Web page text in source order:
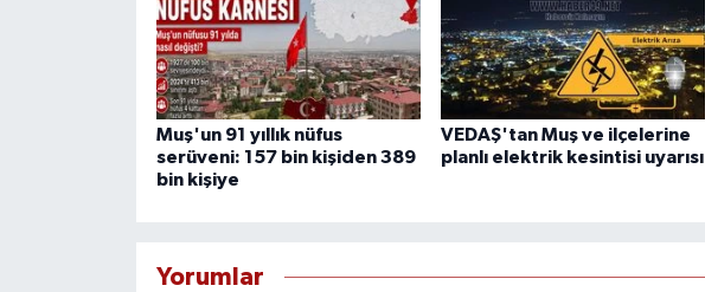
Muş'un 91 yıllık nüfus
serüveni: 157 bin kişiden 389
bin kişiye
VEDAŞ'tan Muş ve ilçelerine
planlı elektrik kesintisi uyarısı
Yorumlar